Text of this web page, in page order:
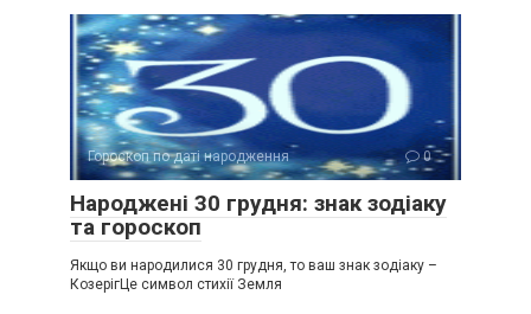
Гороскоп по даті народження 0
Народжені 30 грудня: знак зодіаку
та гороскоп
Якщо ви народилися 30 грудня, то ваш знак зодіаку –
КозерігЦе символ стихії Земля